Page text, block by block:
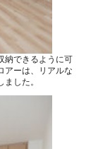
納できるように可
アーは、リアルな
した。